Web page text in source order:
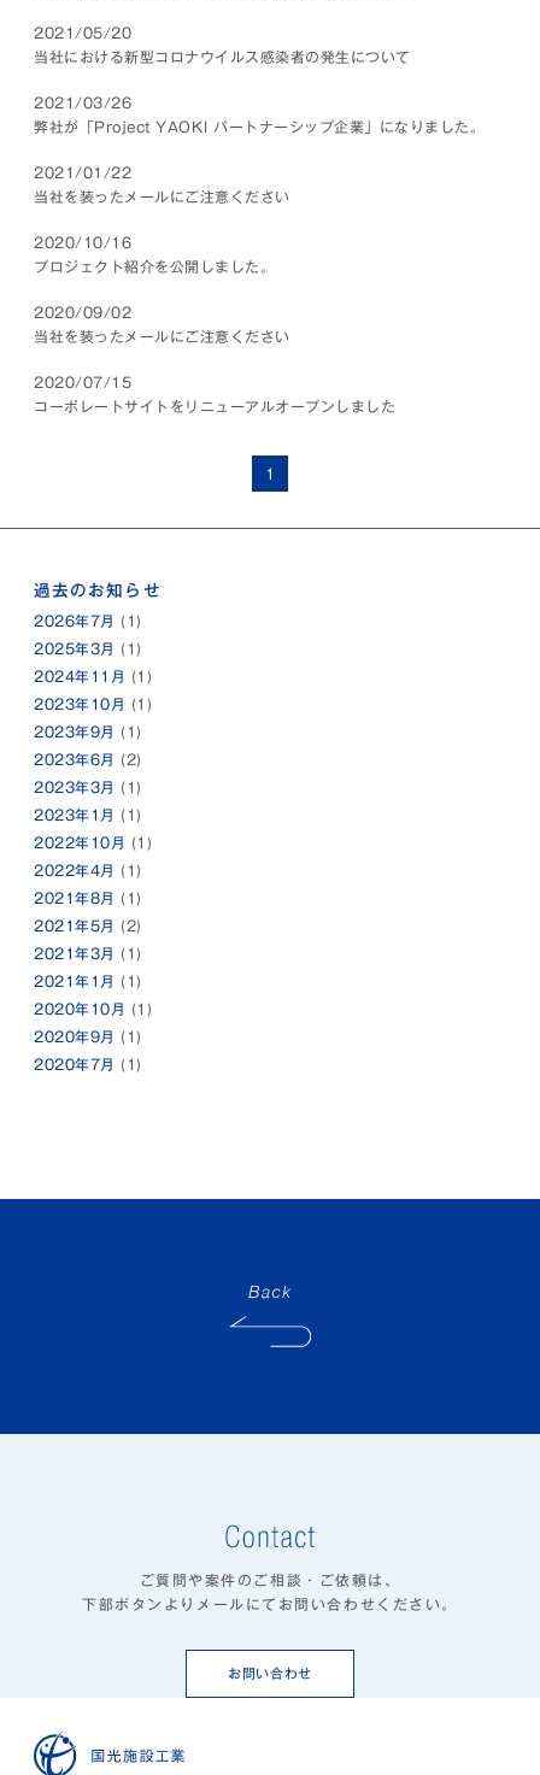
2021/05/20
当社における新型コロナウイルス感染者の発生について
2021/03/26
弊社が「Project YAOKI パートナーシップ企業」になりました。
2021/01/22
当社を装ったメールにご注意ください
2020/10/16
プロジェクト紹介を公開しました。
2020/09/02
当社を装ったメールにご注意ください
2020/07/15
コーポレートサイトをリニューアルオープンしました
1
過去のお知らせ
2026年7月 (1)
2025年3月 (1)
2024年11月 (1)
2023年10月 (1)
2023年9月 (1)
2023年6月 (2)
2023年3月 (1)
2023年1月 (1)
2022年10月 (1)
2022年4月 (1)
2021年8月 (1)
2021年5月 (2)
2021年3月 (1)
2021年1月 (1)
2020年10月 (1)
2020年9月 (1)
2020年7月 (1)
ご質問や案件のご相談・ご依頼は、
下部ボタンよりメールにてお問い合わせください。
お問い合わせ